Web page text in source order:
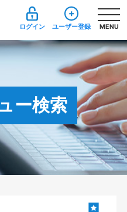
ログイン ユーザー登録 MENU
ー検索